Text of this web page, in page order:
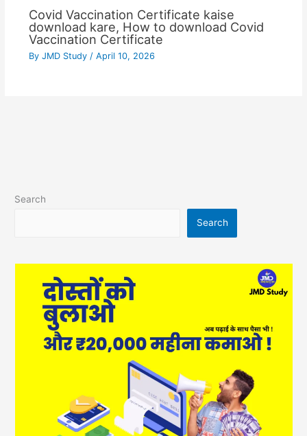
Covid Vaccination Certificate kaise
download kare, How to download Covid
Vaccination Certificate
By JMD Study / April 10, 2026
Search
Search